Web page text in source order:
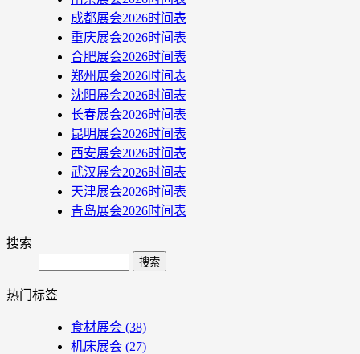
成都展会2026时间表
重庆展会2026时间表
合肥展会2026时间表
郑州展会2026时间表
沈阳展会2026时间表
长春展会2026时间表
昆明展会2026时间表
西安展会2026时间表
武汉展会2026时间表
天津展会2026时间表
青岛展会2026时间表
搜索
Search
热门标签
食材展会 (38)
机床展会 (27)